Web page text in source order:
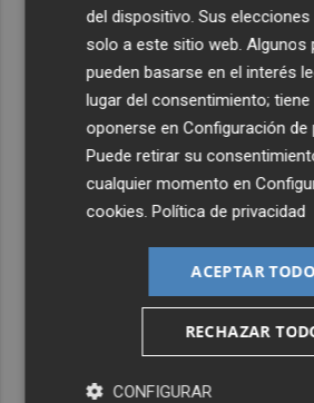
del dispositivo. Sus elecciones
solo a este sitio web. Algunos
pueden basarse en el interés
lugar del consentimiento;
oponerse enConfiguración de
Puede retirar su
cualquier momento en
cookies.Política de privacidad
ACEPTAR TODO
RECHAZAR
CONFIGURAR